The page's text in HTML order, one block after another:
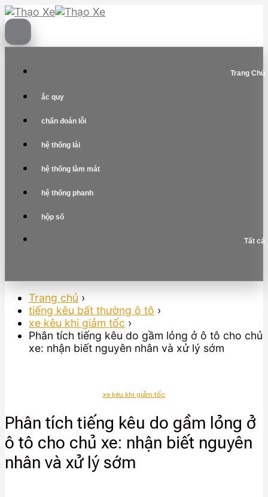
Skip
to
content
Trang Chủ
ắc quy
chẩn đoán lỗi
hệ thống lái
hệ thống làm mát
hệ thống phanh
hộp số
Tất cả
Trang chủ ›
tiếng kêu bất thường ô tô ›
xe kêu khi giảm tốc ›
Phân tích tiếng kêu do gầm lỏng ở ô tô cho chủ
xe: nhận biết nguyên nhân và xử lý sớm
xe kêu khi giảm tốc
Phân tích tiếng kêu do gầm lỏng ở
ô tô cho chủ xe: nhận biết nguyên
nhân và xử lý sớm